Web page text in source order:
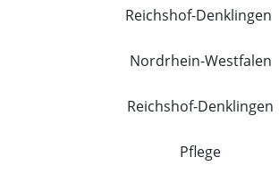
Reichshof-Denklingen
Nordrhein-Westfalen
Reichshof-Denklingen
Pflege